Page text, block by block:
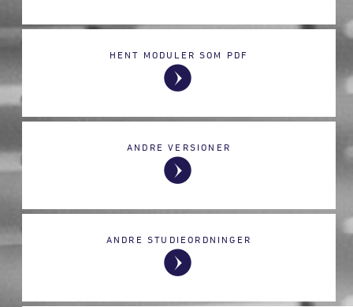
HENT MODULER SOM PDF
ANDRE VERSIONER
ANDRE STUDIEORDNINGER